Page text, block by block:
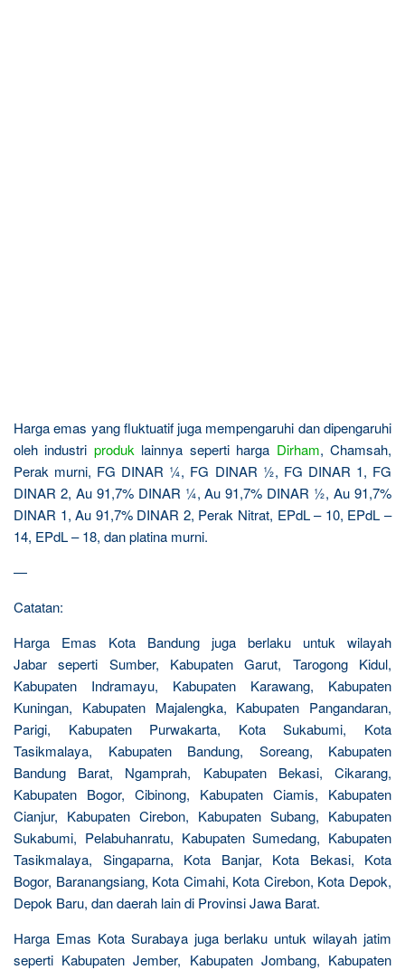
Harga emas yang fluktuatif juga mempengaruhi dan dipengaruhi
oleh industri produk lainnya seperti harga Dirham, Chamsah,
Perak murni, FG DINAR ¼, FG DINAR ½, FG DINAR 1, FG
DINAR 2, Au 91,7% DINAR ¼, Au 91,7% DINAR ½, Au 91,7%
DINAR 1, Au 91,7% DINAR 2, Perak Nitrat, EPdL – 10, EPdL –
14, EPdL – 18, dan platina murni.
—
Catatan:
Harga Emas Kota Bandung juga berlaku untuk wilayah
Jabar seperti Sumber, Kabupaten Garut, Tarogong Kidul,
Kabupaten Indramayu, Kabupaten Karawang, Kabupaten
Kuningan, Kabupaten Majalengka, Kabupaten Pangandaran,
Parigi, Kabupaten Purwakarta, Kota Sukabumi, Kota
Tasikmalaya, Kabupaten Bandung, Soreang, Kabupaten
Bandung Barat, Ngamprah, Kabupaten Bekasi, Cikarang,
Kabupaten Bogor, Cibinong, Kabupaten Ciamis, Kabupaten
Cianjur, Kabupaten Cirebon, Kabupaten Subang, Kabupaten
Sukabumi, Pelabuhanratu, Kabupaten Sumedang, Kabupaten
Tasikmalaya, Singaparna, Kota Banjar, Kota Bekasi, Kota
Bogor, Baranangsiang, Kota Cimahi, Kota Cirebon, Kota Depok,
Depok Baru, dan daerah lain di Provinsi Jawa Barat.
Harga Emas Kota Surabaya juga berlaku untuk wilayah jatim
seperti Kabupaten Jember, Kabupaten Jombang, Kabupaten